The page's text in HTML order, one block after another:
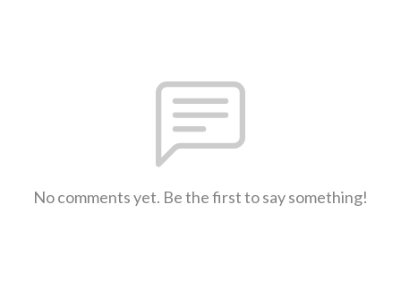
No comments yet. Be the first to say something!